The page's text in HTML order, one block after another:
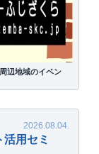
辺地域のイベン
用セミ